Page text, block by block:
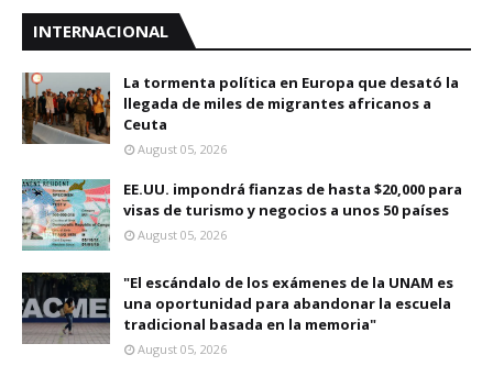
INTERNACIONAL
La tormenta política en Europa que desató la
llegada de miles de migrantes africanos a
Ceuta
August 05, 2026
EE.UU. impondrá fianzas de hasta $20,000 para
visas de turismo y negocios a unos 50 países
August 05, 2026
"El escándalo de los exámenes de la UNAM es
una oportunidad para abandonar la escuela
tradicional basada en la memoria"
August 05, 2026